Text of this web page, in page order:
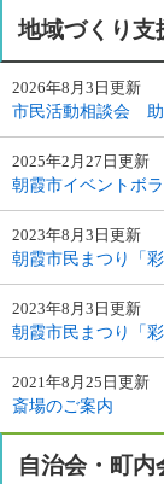
地域づくり支
2026年8月3日更新
市民活動相談会
2025年2月27日更新
朝霞市イベントボ
2023年8月3日更新
朝霞市民まつり「
2023年8月3日更新
朝霞市民まつり「
2021年8月25日更新
斎場のご案内
自治会・町内